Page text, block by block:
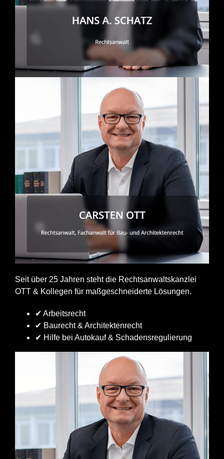
Seit über 25 Jahren steht die Rechtsanwaltskanzlei
OTT & Kollegen für maßgeschneiderte Lösungen.
✔ Arbeitsrecht
✔ Baurecht & Architektenrecht
✔ Hilfe bei Autokauf & Schadensregulierung